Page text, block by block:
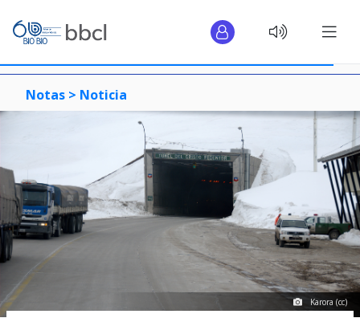
Notas > Noticia
Karora (cc)